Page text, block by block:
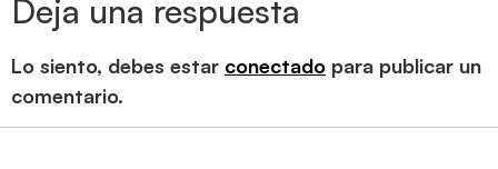
Deja una respuesta
Lo siento, debes estar conectado para publicar un
comentario.